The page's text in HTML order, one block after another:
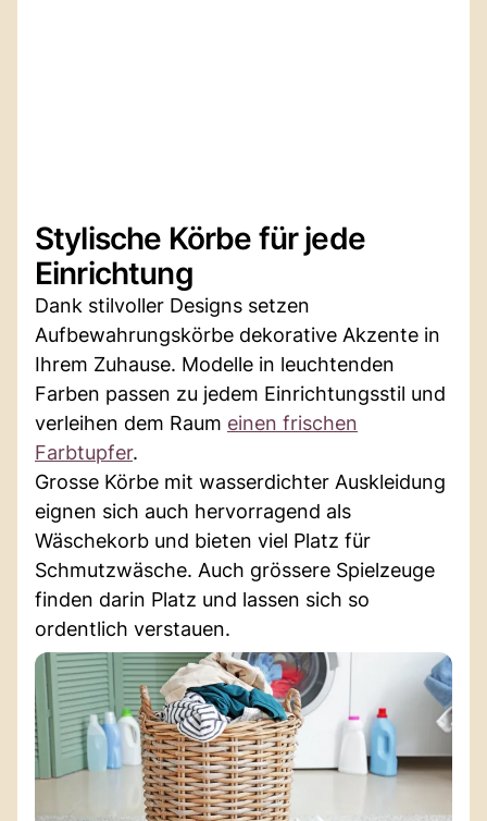
Stylische Körbe für jede
Einrichtung
Dank stilvoller Designs setzen
Aufbewahrungskörbe dekorative Akzente in
Ihrem Zuhause. Modelle in leuchtenden
Farben passen zu jedem Einrichtungsstil und
verleihen dem Raum einen frischen
Farbtupfer.
Grosse Körbe mit wasserdichter Auskleidung
eignen sich auch hervorragend als
Wäschekorb und bieten viel Platz für
Schmutzwäsche. Auch grössere Spielzeuge
finden darin Platz und lassen sich so
ordentlich verstauen.